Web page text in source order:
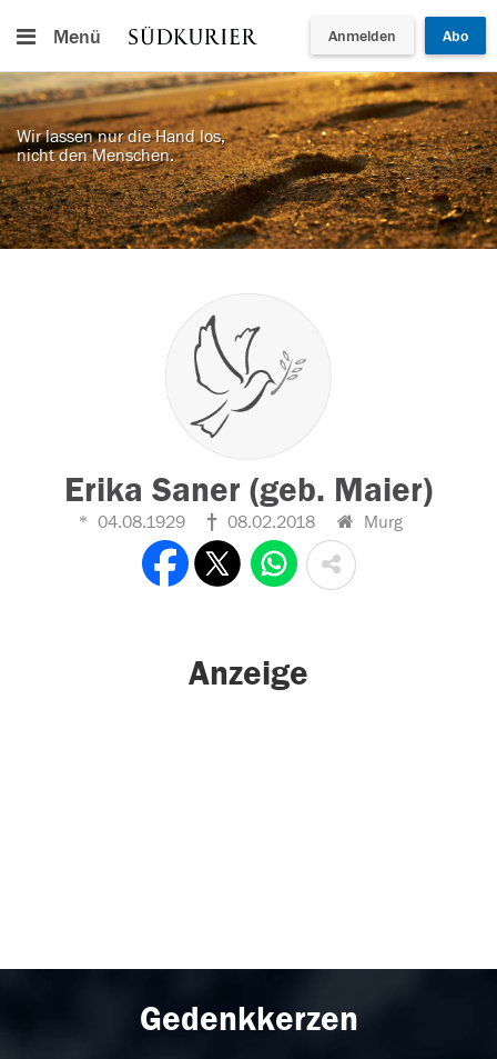
Menü Anmelden Abo
Wir lassen nur die Hand los,
nicht den Menschen.
Erika Saner (geb. Maier)
04.08.1929 08.02.2018 Murg
Anzeige
Gedenkkerzen